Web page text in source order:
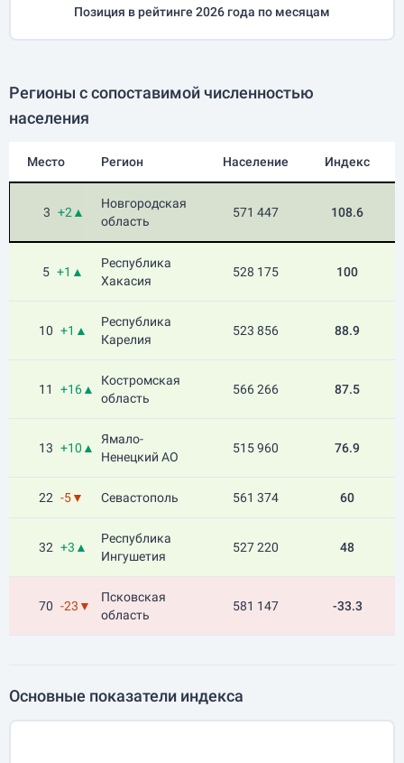
Позиция в рейтинге 2026 года по месяцам
Регионы с сопоставимой численностью
населения
Место Регион Население Индекс
3 +2▲
Новгородская
область
571 447 108.6
5 +1▲
Республика
Хакасия
528 175 100
10 +1▲
Республика
Карелия
523 856 88.9
11 +16▲
Костромская
область
566 266 87.5
13 +10▲
Ямало-
Ненецкий АО
515 960 76.9
22 -5▼ Севастополь 561 374 60
32 +3▲
Республика
Ингушетия
527 220 48
70 -23▼
Псковская
область
581 147 -33.3
Основные показатели индекса